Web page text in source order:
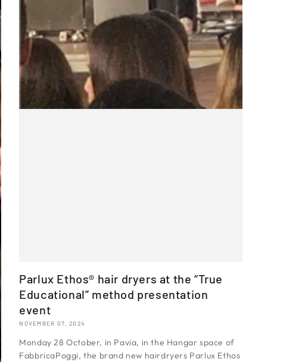
Parlux Ethos® hair dryers at the “True
Educational” method presentation
event
NOVEMBER 07, 2024
Monday 28 October, in Pavia, in the Hangar space of
FabbricaPoggi, the brand new hairdryers Parlux Ethos